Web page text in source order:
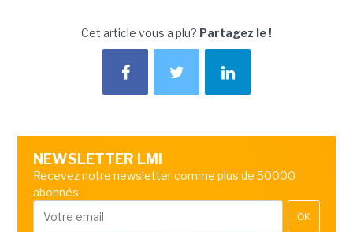
Cet article vous a plu? Partagez le !
NEWSLETTER LMI
Recevez notre newsletter comme plus de 50000
abonnés
OK